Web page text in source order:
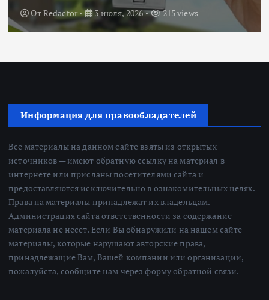
ОтRedactor 3 июля, 2026 215 views
Информация для правообладателей
Все материалы на данном сайте взяты из открытых
источников — имеют обратную ссылку на материал в
интернете или присланы посетителями сайта и
предоставляются исключительно в ознакомительных целях.
Права на материалы принадлежат их владельцам.
Администрация сайта ответственности за содержание
материала не несет. Если Вы обнаружили на нашем сайте
материалы, которые нарушают авторские права,
принадлежащие Вам, Вашей компании или организации,
пожалуйста, сообщите нам через форму обратной связи.